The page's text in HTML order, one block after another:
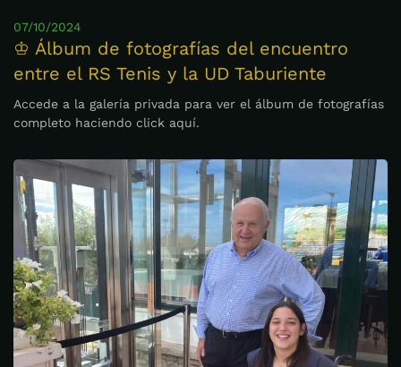
07/10/2024
♔ Álbum de fotografías del encuentro
entre el RS Tenis y la UD Taburiente
Accede a la galería privada para ver el álbum de fotografías
completo haciendo click aquí.